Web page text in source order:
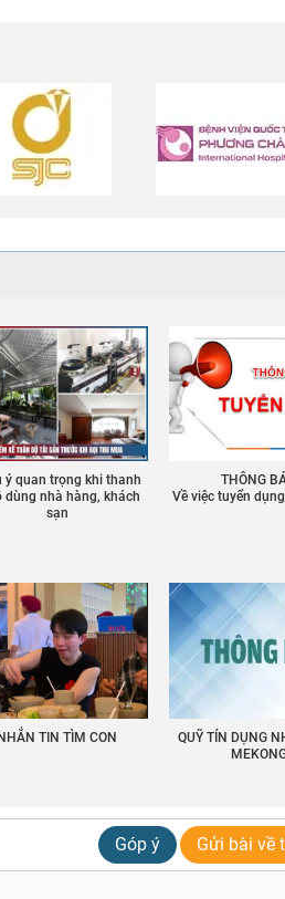
ý quan trọng khi thanh
dùng nhà hàng, khách
sạn
THÔNG
Về việc tuyển
TIN TÌM CON
QUỸ TÍN DỤNG
Góp ý Gửi bài về